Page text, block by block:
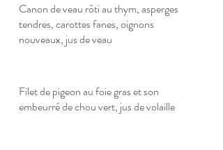
Canon de veau rôti au thym, asperges
tendres, carottes fanes, oignons
nouveaux, jus de veau
Filet de pigeon au foie gras et son
embeurré de chou vert, jus de volaille